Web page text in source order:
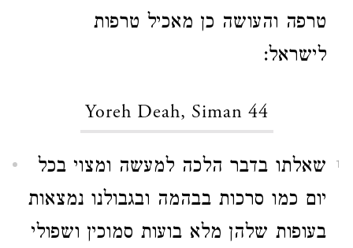
טרפה והעושה כן מאכיל טרפות
לישראל:
Yoreh Deah, Siman 44
1
שאלתו בדבר הלכה למעשה ומצוי בכל
יום כמו סרכות בבהמה ובגבולנו נמצאות
בעופות שלהן מלא בועות סמוכין ושפולי